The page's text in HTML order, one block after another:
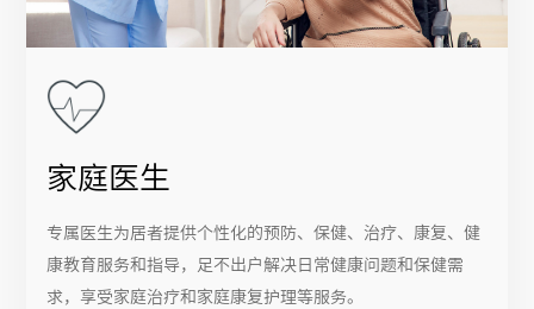
家庭医生
专属医生为居者提供个性化的预防、保健、治疗、康复、健
康教育服务和指导，足不出户解决日常健康问题和保健需
求，享受家庭治疗和家庭康复护理等服务。